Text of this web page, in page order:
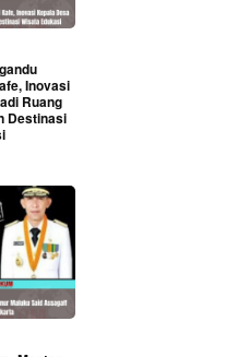
Inovasi
Ruang
Destinasi